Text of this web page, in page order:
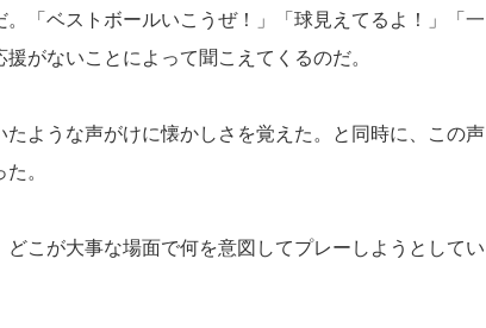
「ベストボールいこうぜ！」「球見えてるよ！」「一
がないことによって聞こえてくるのだ。
ような声がけに懐かしさを覚えた。と同時に、この声
。
こが大事な場面で何を意図してプレーしようとしてい